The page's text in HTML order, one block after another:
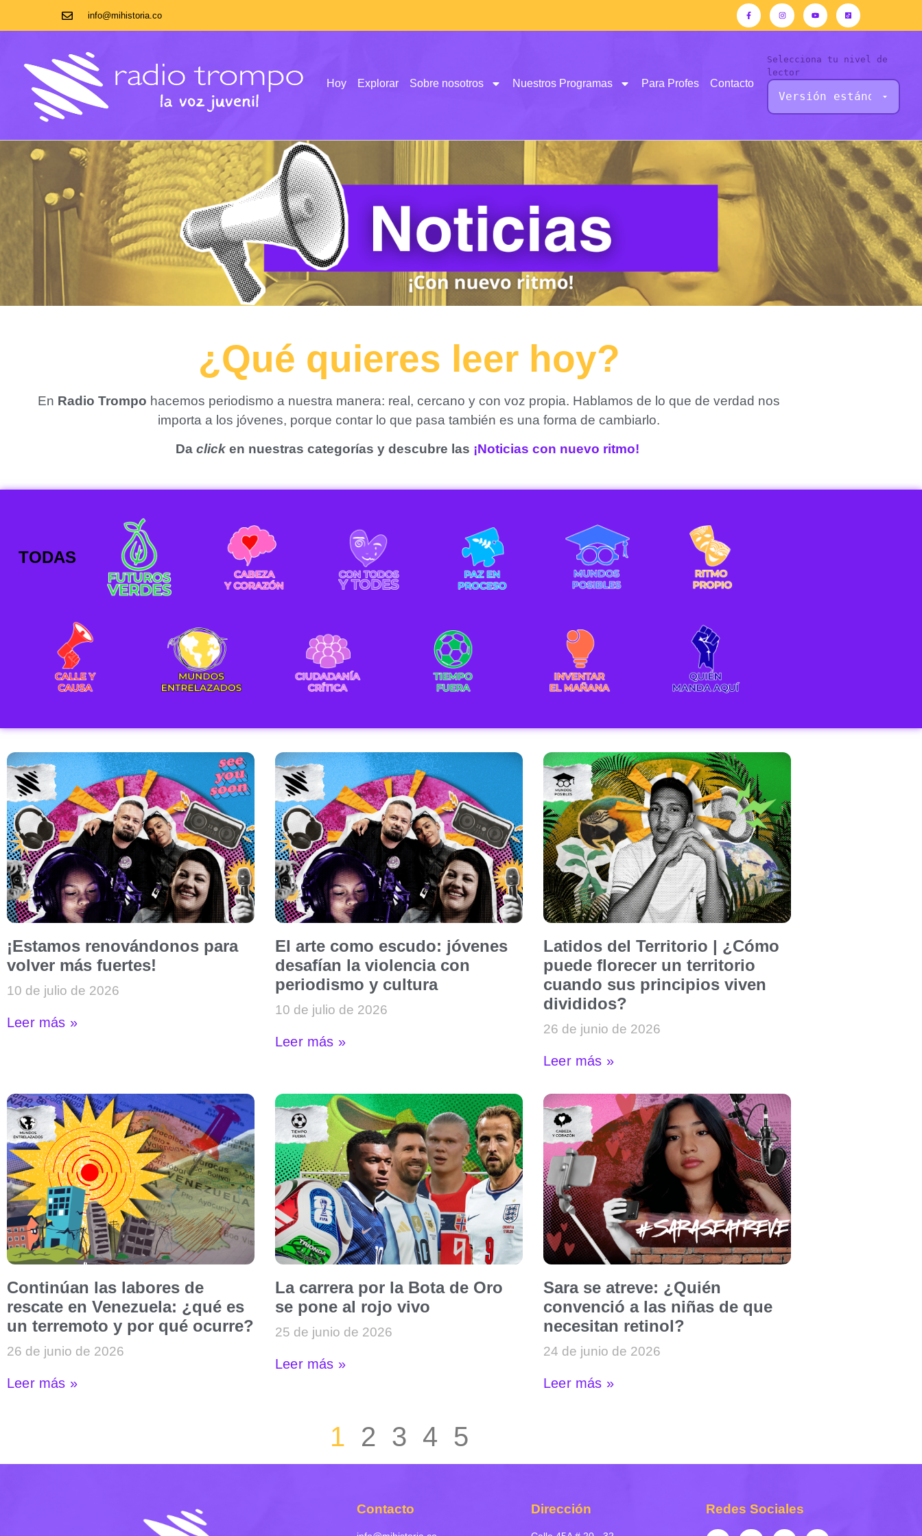
info@mihistoria.co
Hoy Explorar Sobre nosotros Nuestros Programas Para Profes Contacto
Selecciona tu nivel de
lector
¿Qué quieres leer hoy?
En Radio Trompo hacemos periodismo a nuestra manera: real, cercano y con voz propia. Hablamos de lo que de verdad nos
importa a los jóvenes, porque contar lo que pasa también es una forma de cambiarlo.
Da clicken nuestras categorías y descubre las ¡Noticias con nuevo ritmo!
TODAS
¡Estamos renovándonos para
volver más fuertes!
10 de julio de 2026
Leer más »
El arte como escudo: jóvenes
desafían la violencia con
periodismo y cultura
10 de julio de 2026
Leer más »
Latidos del Territorio | ¿Cómo
puede florecer un territorio
cuando sus principios viven
divididos?
26 de junio de 2026
Leer más »
Continúan las labores de
rescate en Venezuela: ¿qué es
un terremoto y por qué ocurre?
26 de junio de 2026
Leer más »
La carrera por la Bota de Oro
se pone al rojo vivo
25 de junio de 2026
Leer más »
Sara se atreve: ¿Quién
convenció a las niñas de que
necesitan retinol?
24 de junio de 2026
Leer más »
1 2 3 4 5
Contacto Dirección Redes Sociales